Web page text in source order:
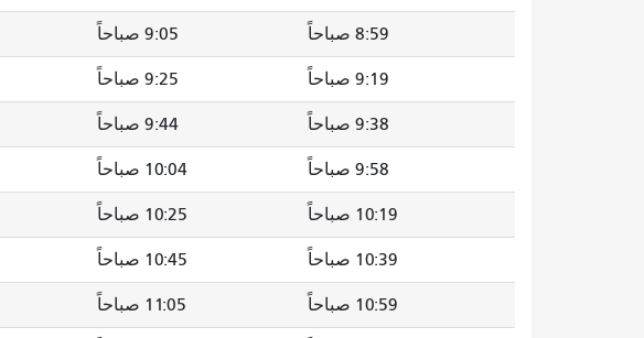
8:59 صباحاً 9:05 صباحاً
9:19 صباحاً 9:25 صباحاً
9:38 صباحاً 9:44 صباحاً
9:58 صباحاً 10:04 صباحاً
10:19 صباحاً 10:25 صباحاً
10:39 صباحاً 10:45 صباحاً
10:59 صباحاً 11:05 صباحاً